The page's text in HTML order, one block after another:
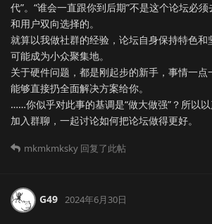
代”。“谁会一直跟你到后期”不是这个论坛必
和用户双向选择的。
就算以我做社群的经验，论坛自身保持特色和
可能成为小众聚集地。
关于硬件问题，都是刚起步的新手，事情一点
能够直接扔全面解决方案给你。
……你似乎对此事的基调是“做大做强”？所以
加入群聊，一起讨论如何把论坛做得更好。
mkmkmksky 回复了此帖
G49 2024年6月30日